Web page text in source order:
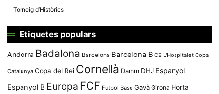
Torneig d’Històrics
Etiquetes populars
Andorra Badalona Barcelona Barcelona B CE L'Hospitalet Copa
Catalunya Copa del Rei Cornellà Damm DHJ Espanyol
Espanyol B Europa FCF Futbol Base Gavà Girona Horta